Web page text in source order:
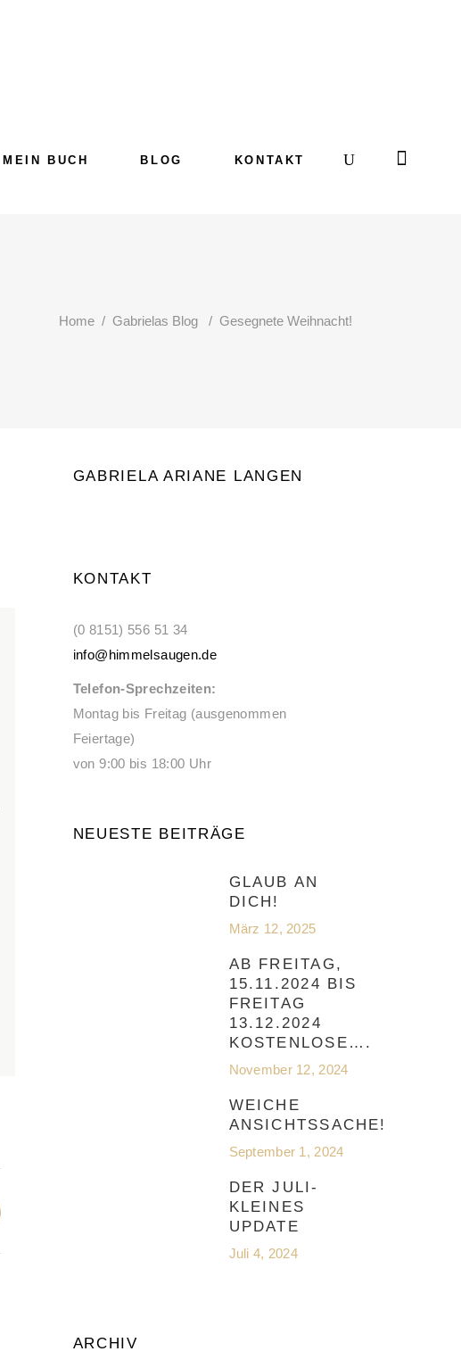
MEIN BUCH BLOG KONTAKT
Home / Gabrielas Blog / Gesegnete Weihnacht!
GABRIELA ARIANE LANGEN
KONTAKT
(0 8151) 556 51 34
info@himmelsaugen.de
Telefon-Sprechzeiten:
Montag bis Freitag (ausgenommen
Feiertage)
von 9:00 bis 18:00 Uhr
NEUESTE BEITRÄGE
GLAUB AN
DICH!
März 12, 2025
AB FREITAG,
15.11.2024 BIS
FREITAG
13.12.2024
KOSTENLOSE….
November 12, 2024
WEICHE
ANSICHTSSACHE!
September 1, 2024
DER JULI-
KLEINES
UPDATE
Juli 4, 2024
ARCHIV